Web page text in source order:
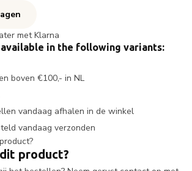
met Klarna
in the following variants:
boven €100,- in NL
vandaag afhalen in de winkel
vandaag verzonden
product?